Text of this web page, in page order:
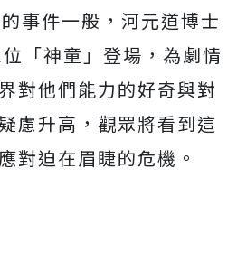
事件一般，河元道博士
位「神童」登場，為劇情
對他們能力的好奇與對
慮升高， 觀眾將看到這
對迫在眉睫的危機。